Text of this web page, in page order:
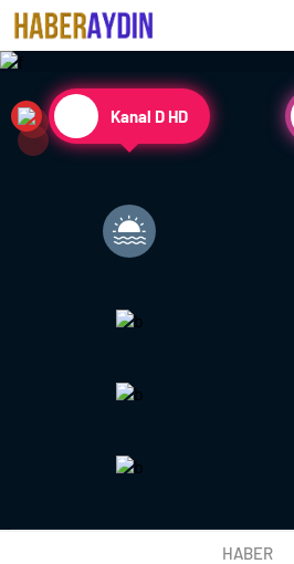
Kanal D HD
HABER